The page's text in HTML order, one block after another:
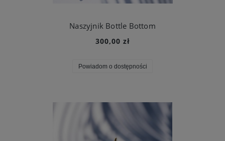
Naszyjnik Bottle Bottom
300,00 zł
Powiadom o dostępności